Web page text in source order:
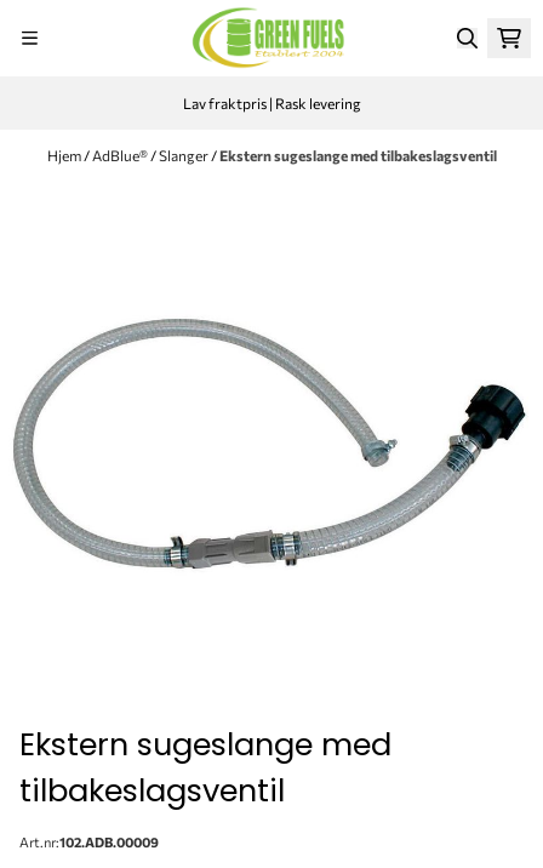
Lav fraktpris | Rask levering
Hjem / AdBlue® /Slanger /Ekstern sugeslange med tilbakeslagsventil
Ekstern sugeslange med
tilbakeslagsventil
Art.nr:102.ADB.00009